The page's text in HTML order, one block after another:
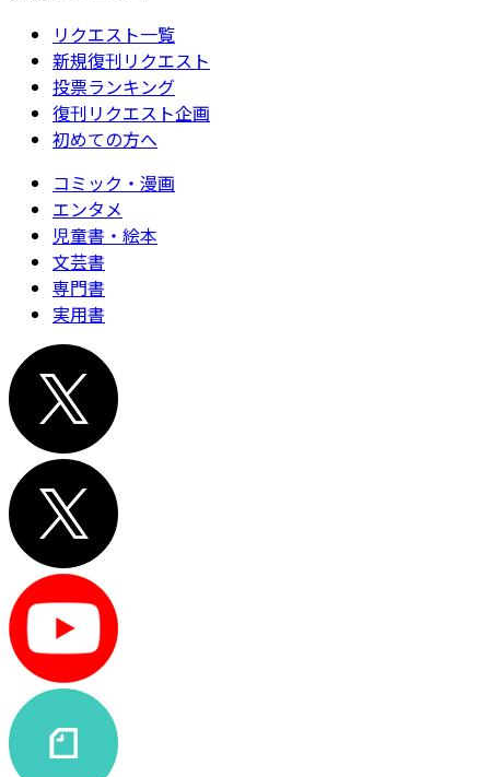
リクエスト一覧
新規復刊リクエスト
投票ランキング
復刊リクエスト企画
初めての方へ
コミック・漫画
エンタメ
児童書・絵本
文芸書
専門書
実用書